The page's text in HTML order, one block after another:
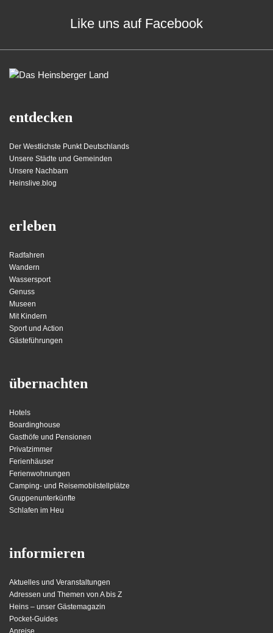
Like uns auf Facebook
entdecken
Der Westlichste Punkt Deutschlands
Unsere Städte und Gemeinden
Unsere Nachbarn
Heinslive.blog
erleben
Radfahren
Wandern
Wassersport
Genuss
Museen
Mit Kindern
Sport und Action
Gästeführungen
übernachten
Hotels
Boardinghouse
Gasthöfe und Pensionen
Privatzimmer
Ferienhäuser
Ferienwohnungen
Camping- und Reisemobilstellplätze
Gruppenunterkünfte
Schlafen im Heu
informieren
Aktuelles und Veranstaltungen
Adressen und Themen von A bis Z
Heins – unser Gästemagazin
Pocket-Guides
Anreise